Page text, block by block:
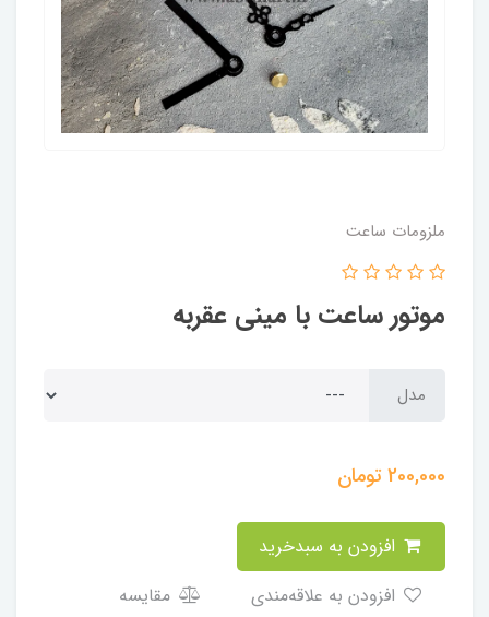
ملزومات ساعت
موتور ساعت با مینی عقربه
مدل
200,000تومان
مقایسه